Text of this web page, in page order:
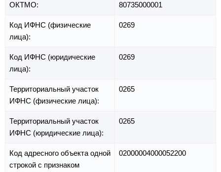
ОКТМО: 80735000001
Код ИФНС (физические
лица):
0269
Код ИФНС (юридические
лица):
0269
Территориальный участок
ИФНС (физические лица):
0265
Территориальный участок
ИФНС (юридические лица):
0265
Код адресного объекта одной
строкой с признаком
02000004000052200